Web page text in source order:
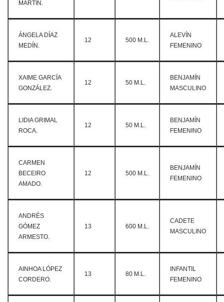
MARTÍN.
ÁNGELA DÍAZ
MEDÍN.
12 500 M.L.
ALEVÍN
FEMENINO
XAIME GARCÍA
GONZÁLEZ.
12 50 M.L.
BENJAMÍN
MASCULINO
LIDIA GRIMAL
ROCA.
12 50 M.L.
BENJAMÍN
FEMENINO
CARMEN
BECEIRO
AMADO.
12 500 M.L.
BENJAMÍN
FEMENINO
ANDRÉS
GÓMEZ
ARMESTO.
13 600 M.L.
CADETE
MASCULINO
AINHOA LÓPEZ
CORDERO.
13 80 M.L.
INFANTIL
FEMENINO